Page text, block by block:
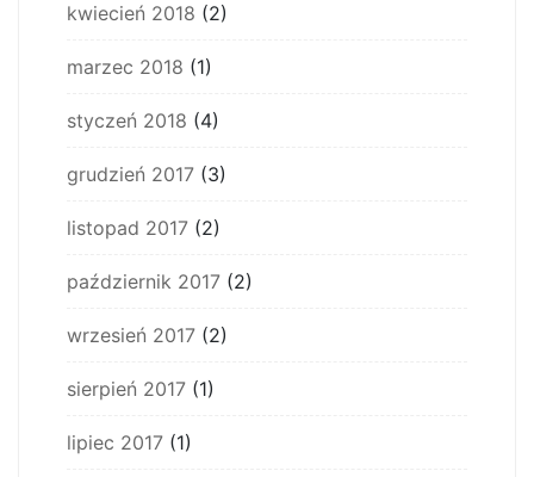
kwiecień 2018 (2)
marzec 2018 (1)
styczeń 2018 (4)
grudzień 2017 (3)
listopad 2017 (2)
październik 2017 (2)
wrzesień 2017 (2)
sierpień 2017 (1)
lipiec 2017 (1)